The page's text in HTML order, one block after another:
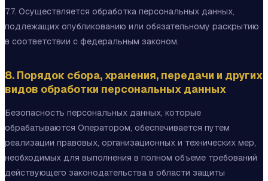
7.7. Осуществляется обработка персональных данных,
подлежащих опубликованию или обязательному раскрытию
в соответствии с федеральным законом.
8. Порядок сбора, хранения, передачи и других
видов обработки персональных данных
Безопасность персональных данных, которые
обрабатываются Оператором, обеспечивается путем
реализации правовых, организационных и технических мер,
необходимых для выполнения в полном объеме требований
действующего законодательства в области защиты